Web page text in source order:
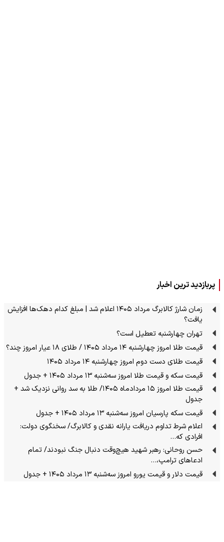
پربازدید ترین اخبار
زمان شارژ کالابرگ مرداد ۱۴۰۵ اعلام شد | مبلغ کدام دهک‌ها افزایش
یافت؟
تهران چهارشنبه تعطیل است؟
قیمت طلا امروز چهارشنبه ۱۴ مرداد ۱۴۰۵ / طلای ۱۸ عیار امروز چند؟
قیمت طلای دست دوم امروز چهارشنبه ۱۴ مرداد ۱۴۰۵
قیمت سکه و قیمت طلا امروز سه‌شنبه ۱۳ مرداد ۱۴۰۵ + جدول
قیمت طلا امروز ۱۵ مردادماه ۱۴۰۵/ طلا به سد روانی نزدیک شد +
جدول
قیمت سکه پارسیان امروز سه‌شنبه ۱۳ مرداد ۱۴۰۵ + جدول
اعلام شرط تداوم دریافت یارانه نقدی و کالابرگ/ سخنگوی دولت:
افرادی که…
حسن روحانی: رهبر شهید هیچ‌وقت دنبال جنگ نبودند/ تمام
ادعاهای ترامپ،…
قیمت دلار و قیمت یورو امروز سه‌شنبه ۱۳ مرداد ۱۴۰۵ + جدول